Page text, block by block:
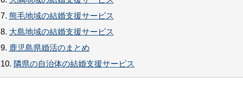
7. 熊毛地域の結婚支援サービス
8. 大島地域の結婚支援サービス
9. 鹿児島県婚活のまとめ
10. 隣県の自治体の結婚支援サービス